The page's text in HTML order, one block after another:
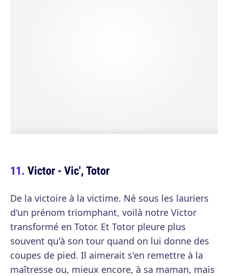
Victor - Vic', Totor
De la victoire à la victime. Né sous les lauriers
d'un prénom triomphant, voilà notre Victor
transformé en Totor. Et Totor pleure plus
souvent qu'à son tour quand on lui donne des
coupes de pied. Il aimerait s'en remettre à la
maîtresse ou, mieux encore, à sa maman, mais